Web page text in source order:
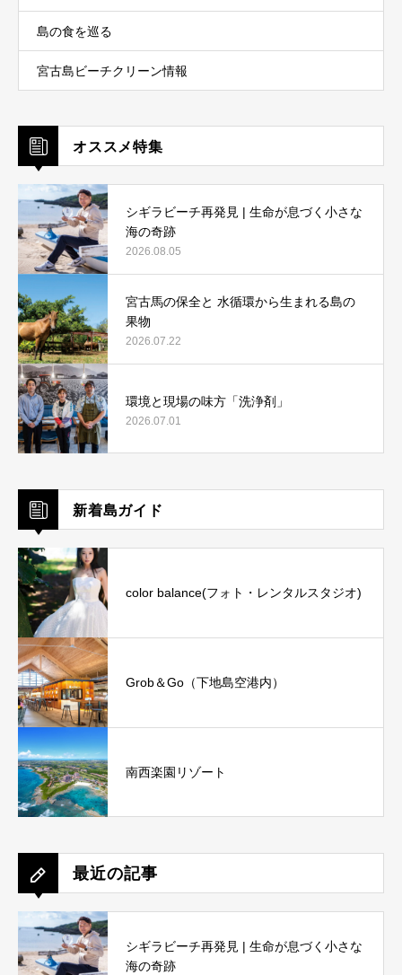
島の食を巡る
宮古島ビーチクリーン情報
オススメ特集
シギラビーチ再発見 | 生命が息づく小さな
海の奇跡
2026.08.05
宮古馬の保全と 水循環から生まれる島の
果物
2026.07.22
環境と現場の味方「洗浄剤」
2026.07.01
新着島ガイド
color balance(フォト・レンタルスタジオ)
Grob＆Go（下地島空港内）
南西楽園リゾート
最近の記事
シギラビーチ再発見 | 生命が息づく小さな
海の奇跡